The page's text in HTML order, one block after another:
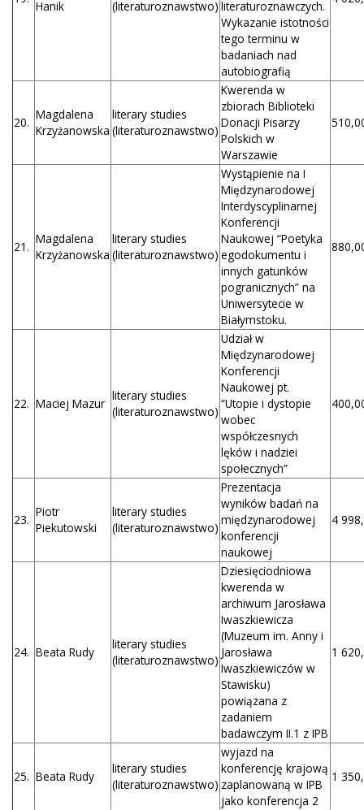
Hanik (literaturoznawstwo) literaturoznawczych.
Wykazanie istotności
tego terminu w
badaniach nad
autobiografią
20.
Magdalena
Krzyżanowska
literary studies
(literaturoznawstwo)
Kwerenda w
zbiorach Biblioteki
Donacji Pisarzy
Polskich w
Warszawie
21.
Magdalena
Krzyżanowska
literary studies
(literaturoznawstwo)
Wystąpienie na I
Międzynarodowej
Interdyscyplinarnej
Konferencji
Naukowej “Poetyka
egodokumentu i
innych gatunków
pogranicznych” na
Uniwersytecie w
Białymstoku.
22. Maciej Mazur
literary studies
(literaturoznawstwo)
Udział w
Międzynarodowej
Konferencji
Naukowej pt.
“Utopie i dystopie
wobec
współczesnych
lęków i nadziei
społecznych”
23.
Piotr
Piekutowski
literary studies
(literaturoznawstwo)
Prezentacja
wyników badań na
międzynarodowej
konferencji
naukowej
4
24. Beata Rudy
literary studies
(literaturoznawstwo)
Dziesięciodniowa
kwerenda w
archiwum Jarosława
Iwaszkiewicza
(Muzeum im. Anny i
Jarosława
Iwaszkiewiczów w
Stawisku)
powiązana z
zadaniem
badawczym II.1 z IPB
1
25. Beata Rudy
literary studies
(literaturoznawstwo)
wyjazd na
konferencję krajową
zaplanowaną w IPB
jako konferencja 2
1